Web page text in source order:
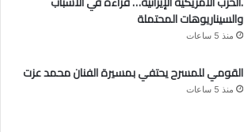
والسيناريوهات المحتملة
منذ 5 ساعات
القومي للمسرح يحتفي بمسيرة الفنان محمد عزت
منذ 5 ساعات